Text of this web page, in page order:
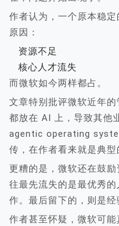
作者认为，一个原本稳定
原因：
资源不足
核心人才流失
而微软如今两样都占。
文章特别批评微软近年
都放在 AI 上，导致其他
agentic operating
传，在作者看来就是典型
更糟的是，微软还在鼓
往最先流失的是最优秀
作。最后留下的，则是经
作者甚至怀疑，微软可能